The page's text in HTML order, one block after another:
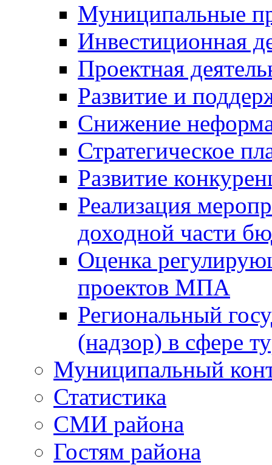
Муниципальные
Инвестиционная
Проектная
Развитие и
Снижение
Стратегическое
Развитие
Реализация
доходной части
Оценка
проектов МПА
Региональный
(надзор) в сфере
Муниципальный
Статистика
СМИ района
Гостям района